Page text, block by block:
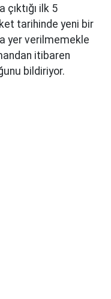
çıktığı ilk 5
tarihinde yeni bir
yer verilmemekle
itibaren
bildiriyor.